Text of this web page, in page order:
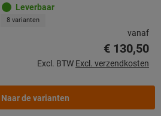
Leverbaar
8 varianten
vanaf
€ 130,50
Excl. BTW Excl. verzendkosten
Naar de varianten